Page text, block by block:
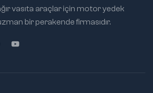
vasıta araçlar için motor yedek
bir perakende firmasıdır.